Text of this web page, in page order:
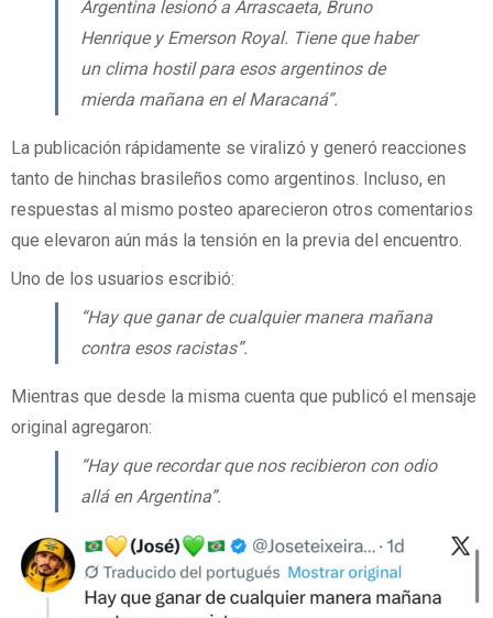
Argentina lesionó a Arrascaeta, Bruno
Henrique y Emerson Royal. Tiene que haber
un clima hostil para esos argentinos de
mierda mañana en el Maracaná”.
La publicación rápidamente se viralizó y generó reacciones
tanto de hinchas brasileños como argentinos. Incluso, en
respuestas al mismo posteo aparecieron otros comentarios
que elevaron aún más la tensión en la previa del encuentro.
Uno de los usuarios escribió:
“Hay que ganar de cualquier manera mañana
contra esos racistas”.
Mientras que desde la misma cuenta que publicó el mensaje
original agregaron:
“Hay que recordar que nos recibieron con odio
allá en Argentina”.